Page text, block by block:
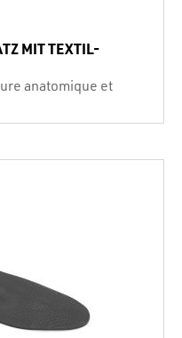
MIT TEXTIL-
anatomique et